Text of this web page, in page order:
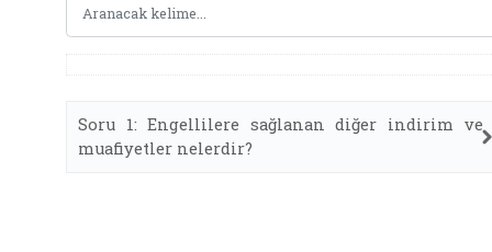
Soru 1: Engellilere sağlanan diğer indirim ve
muafiyetler nelerdir?